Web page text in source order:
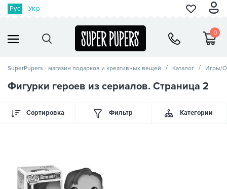
Рус Укр
0
SuperPupers - магазин подарков и креативных вещей Каталог Игры/
Фигурки героев из сериалов. Страница 2
Сортировка Фильтр Категории